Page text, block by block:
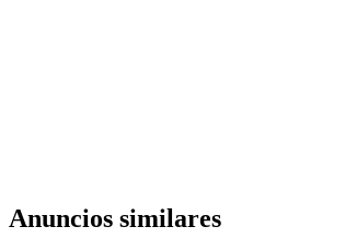
Anuncios similares